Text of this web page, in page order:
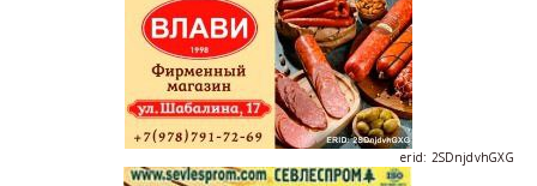
erid: 2SDnjdvhGXG